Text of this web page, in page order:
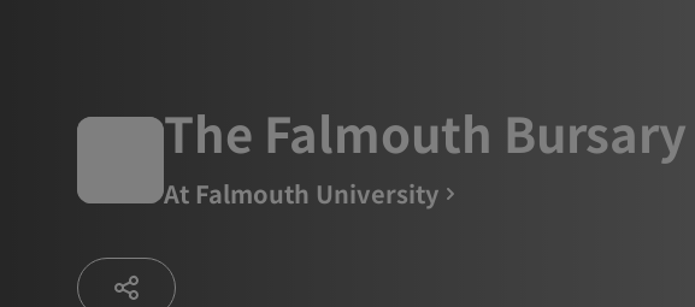
The Falmouth Bursary
At Falmouth University